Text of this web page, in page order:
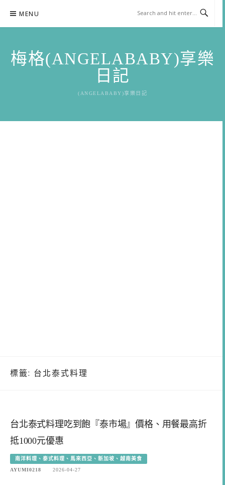
content
MENU
梅格(ANGELABABY)享樂
日記
(ANGELABABY)享樂日記
標籤: 台北泰式料理
台北泰式料理吃到飽『泰市場』價格、用餐最高折
抵1000元優惠
南洋料理、泰式料理、馬來西亞、新加坡、越南美食
AYUMI0218
2026-04-27